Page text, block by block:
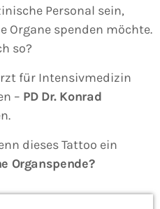
Personal sein,
Organe spenden möchte.
so?
für Intensivmedizin
– PD Dr. Konrad
dieses Tattoo ein
Organspende?